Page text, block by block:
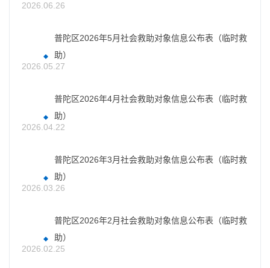
2026.06.26
普陀区2026年5月社会救助对象信息公布表（临时救
助）
2026.05.27
普陀区2026年4月社会救助对象信息公布表（临时救
助）
2026.04.22
普陀区2026年3月社会救助对象信息公布表（临时救
助）
2026.03.26
普陀区2026年2月社会救助对象信息公布表（临时救
助）
2026.02.25